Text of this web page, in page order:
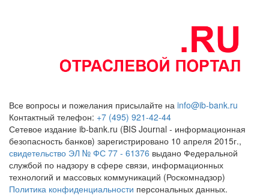
Все вопросы и пожелания присылайте на info@ib-bank.ru
Контактный телефон: +7 (495) 921-42-44
Сетевое издание ib-bank.ru (BIS Journal - информационная
безопасность банков) зарегистрировано 10 апреля 2015г.,
свидетельство ЭЛ № ФС 77 - 61376 выдано Федеральной
службой по надзору в сфере связи, информационных
технологий и массовых коммуникаций (Роскомнадзор)
Политика конфиденциальности персональных данных.